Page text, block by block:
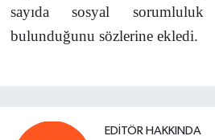
sayıda sosyal
bulunduğunu sözlerine ekledi.
EDITÖR HAKKINDA